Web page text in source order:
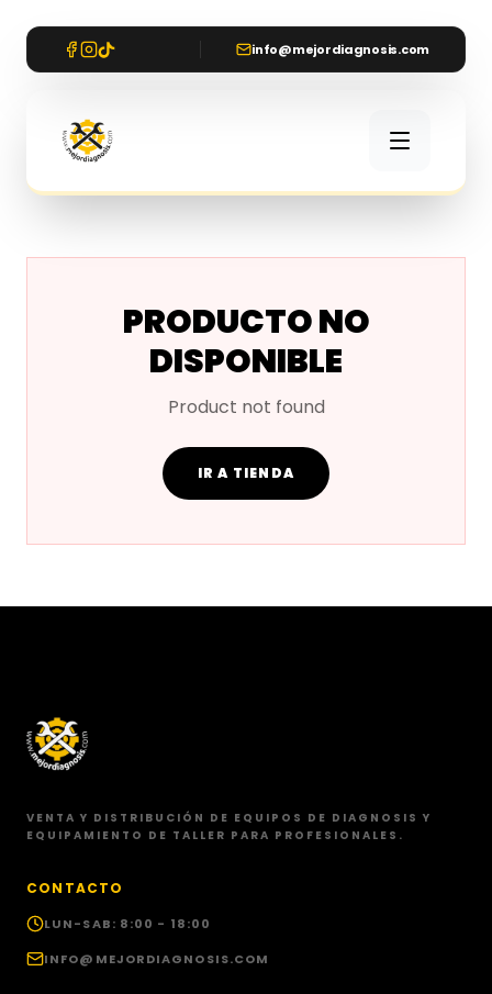
info@mejordiagnosis.com
PRODUCTO NO
DISPONIBLE
Product not found
IR A TIENDA
VENTA Y DISTRIBUCIÓN DE EQUIPOS DE DIAGNOSIS Y
EQUIPAMIENTO DE TALLER PARA PROFESIONALES.
CONTACTO
LUN-SAB: 8:00 - 18:00
INFO@MEJORDIAGNOSIS.COM